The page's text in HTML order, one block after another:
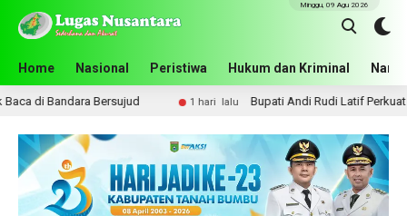
Home Nasional Peristiwa Hukum dan Kriminal
Minggu, 09 Agu 2026
di Bandara Bersujud 1 hari lalu Bupati Andi Rudi Latif Perkuat